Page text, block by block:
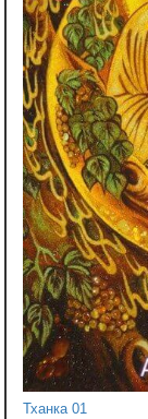
Тханка 01